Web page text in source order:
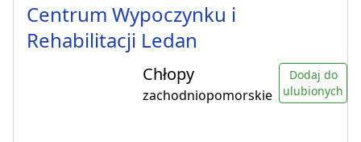
Centrum Wypoczynku i
Rehabilitacji Ledan
Chłopy
zachodniopomorskie
Dodaj do
ulubionych